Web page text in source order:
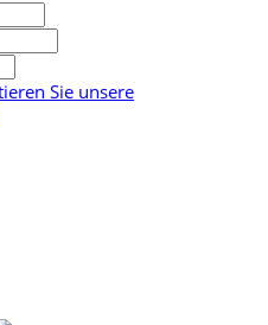
Sie unsere